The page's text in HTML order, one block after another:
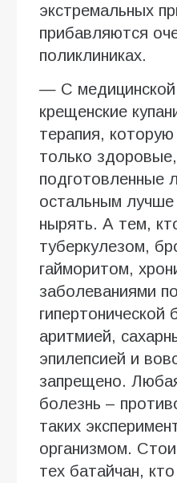
экстремальных
прибавляются
поликлиниках.
— С медицинской
крещенские
терапия,
только
подготовленные
остальным лучше
нырять. А тем,
туберкулезом,
гайморитом,
заболеваниями
гипертонической
аритмией,
эпилепсией и
запрещено.
болезнь –
таких
организмом.
тех батайчан,